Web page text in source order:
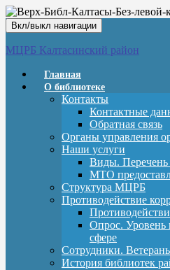
Вкл/выкл навигации
МЦРБ Калтасинский район
Главная
О библиотеке
Контакты
Контактные
Обратная связь
Органы управления
Наши услуги
Виды. Перечень
МТО
Структура МЦРБ
Противодействие
Опрос. Уровень
сфере
Сотрудники.
История библиотек